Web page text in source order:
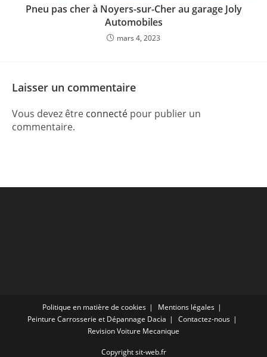
Pneu pas cher à Noyers-sur-Cher au garage Joly
Automobiles
mars 4, 2023
Laisser un commentaire
Vous devez être connecté pour publier un
commentaire.
Politique en matière de cookies
Mentions légales
Peinture Carrosserie et Dépannage Dacia
Contactez-nous
Revision Voiture Mecanique
Copyright sit-web.fr